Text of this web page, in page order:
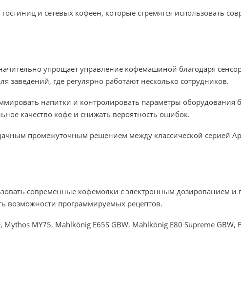
и сетевых кофеен, которые стремятся использовать
упрощает управление кофемашиной благодаря
заведений, где регулярно работают несколько сотрудников.
напитки и контролировать параметры оборудования
качество кофе и снижать вероятность ошибок.
промежуточным решением между классической серией
современные кофемолки с электронным дозированием и
возможности программируемых рецептов.
MY75, Mahlkönig E65S GBW, Mahlkönig E80 Supreme GBW,